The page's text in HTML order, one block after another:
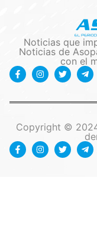
Noticias que
Noticias de
con el
Copyright ©